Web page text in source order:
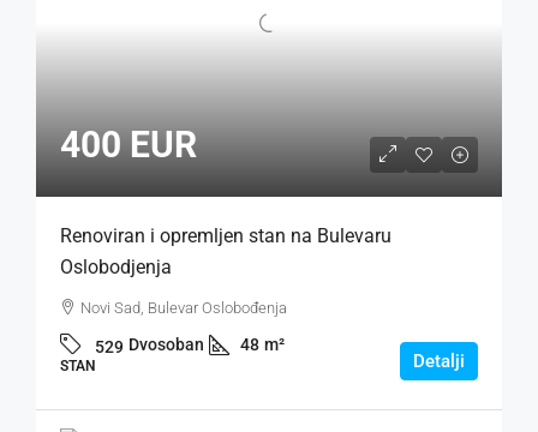
400 EUR
Renoviran i opremljen stan na Bulevaru
Oslobodjenja
Novi Sad, Bulevar Oslobođenja
529 Dvosoban 48 m²
STAN Detalji